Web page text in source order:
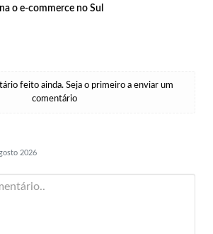
o e-commerce no Sul
feito ainda. Seja o primeiro a enviar um
comentário
2026